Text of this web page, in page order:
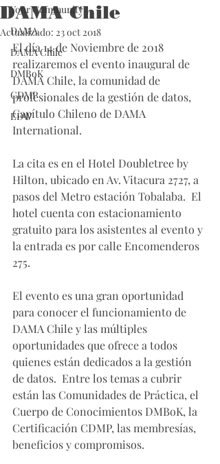
Your Community
DAMA
DAMA Chile
DMBoK
CDMP
EDW
DAMA Chile
Actualizado: 23 oct 2018
El día 14 de Noviembre de 2018
realizaremos el evento inaugural de
DAMA Chile, la comunidad de
profesionales de la gestión de datos,
Capítulo Chileno de DAMA
International.
La cita es en el Hotel Doubletree by
Hilton, ubicado en Av. Vitacura 2727, a
pasos del Metro estación Tobalaba.  El
hotel cuenta con estacionamiento
gratuito para los asistentes al evento y
la entrada es por calle Encomenderos
275.
El evento es una gran oportunidad
para conocer el funcionamiento de
DAMA Chile y las múltiples
oportunidades que ofrece a todos
quienes están dedicados a la gestión
de datos.  Entre los temas a cubrir
están las Comunidades de Práctica, el
Cuerpo de Conocimientos DMBoK, la
Certificación CDMP, las membresías,
beneficios y compromisos.